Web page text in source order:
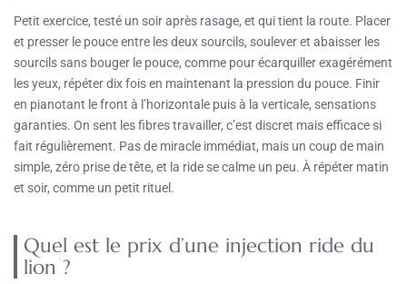
Petit exercice, testé un soir après rasage, et qui tient la route. Placer
et presser le pouce entre les deux sourcils, soulever et abaisser les
sourcils sans bouger le pouce, comme pour écarquiller exagérément
les yeux, répéter dix fois en maintenant la pression du pouce. Finir
en pianotant le front à l’horizontale puis à la verticale, sensations
garanties. On sent les fibres travailler, c’est discret mais efficace si
fait régulièrement. Pas de miracle immédiat, mais un coup de main
simple, zéro prise de tête, et la ride se calme un peu. À répéter matin
et soir, comme un petit rituel.
Quel est le prix d’une injection ride du
lion ?